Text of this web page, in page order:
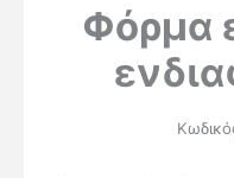
Φόρμα